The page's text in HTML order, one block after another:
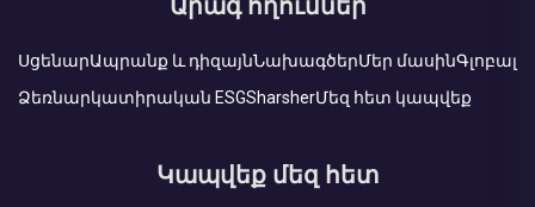
Արագ հղումներ
ՍցենարԱպրանք և դիզայնՆախագծերՄեր մասինԳլոբալ
Ձեռնարկատիրական ESGSharsherՄեզ հետ կապվեք
Կապվեք մեզ հետ